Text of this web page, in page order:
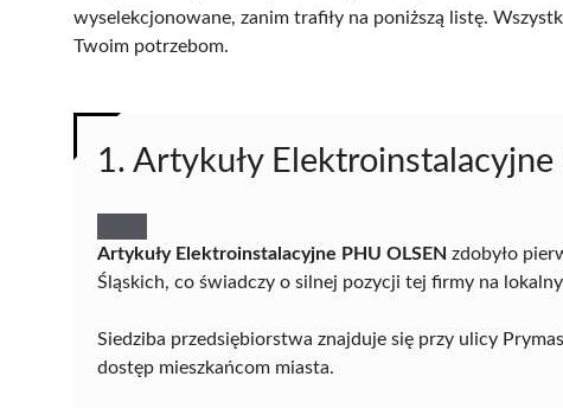
wyselekcjonowane, zanim trafiły na poniższą listę.
Twoim potrzebom.
1. Artykuły Elektroinstalacyjne
Artykuły Elektroinstalacyjne PHU OLSEN zdobyło
Śląskich, co świadczy o silnej pozycji tej firmy na
Siedziba przedsiębiorstwa znajduje się przy ulicy
dostęp mieszkańcom miasta.